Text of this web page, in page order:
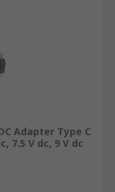
Adapter Type C
7.5 V dc, 9 V dc